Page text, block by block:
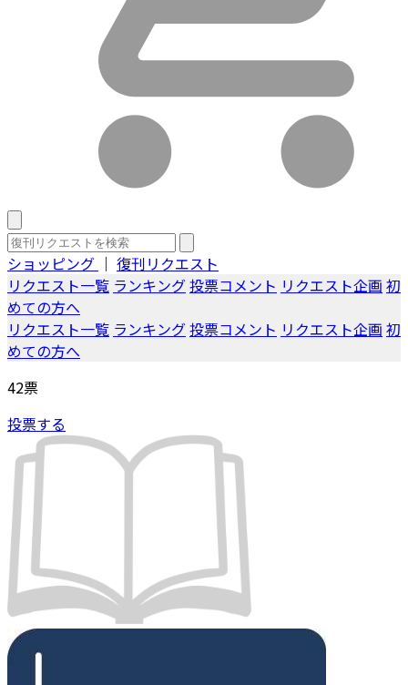
ショッピング ｜ 復刊リクエスト
リクエスト一覧 ランキング投票コメント リクエスト企画 初
めての方へ
リクエスト一覧 ランキング投票コメント リクエスト企画 初
めての方へ
42票
投票する